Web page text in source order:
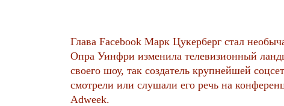
Глава Facebook Марк Цукерберг стал
Опра Уинфри изменила телевизионный
своего шоу, так создатель крупнейшей
смотрели или слушали его речь на
Adweek.